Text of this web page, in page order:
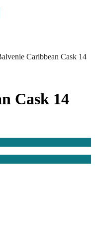
Caribbean Cask 14
Cask 14